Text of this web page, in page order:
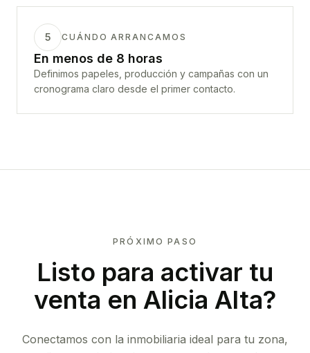
5 CUÁNDO ARRANCAMOS
En menos de 8 horas
Definimos papeles, producción y campañas con un
cronograma claro desde el primer contacto.
PRÓXIMO PASO
Listo para activar tu
venta en Alicia Alta?
Conectamos con la inmobiliaria ideal para tu zona,